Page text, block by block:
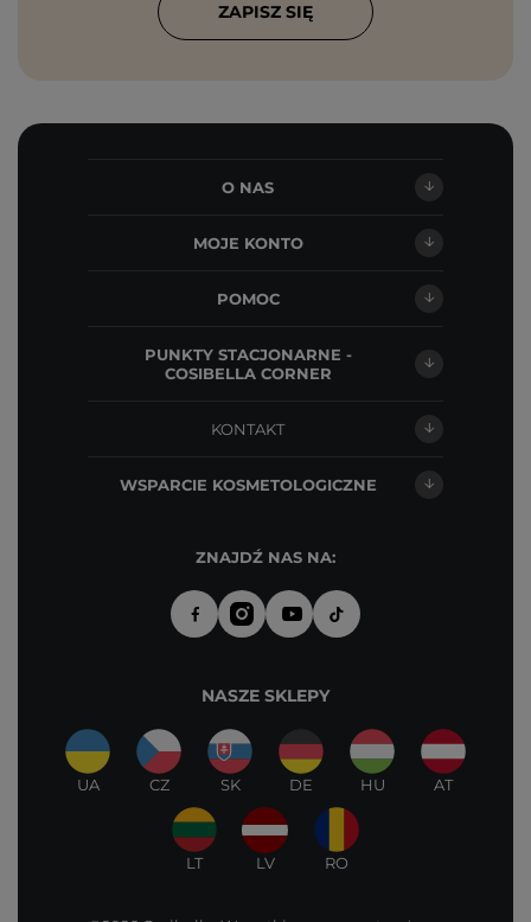
ZAPISZ SIĘ
O NAS
MOJE KONTO
POMOC
PUNKTY STACJONARNE -
COSIBELLA CORNER
KONTAKT
WSPARCIE KOSMETOLOGICZNE
ZNAJDŹ NAS NA:
NASZE SKLEPY
UA CZ SK DE HU AT
LT LV RO